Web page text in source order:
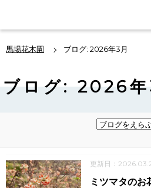
馬場花木園 ブログ: 2026年3月
ブログ: 2026年
更新日：
ミツマタのお